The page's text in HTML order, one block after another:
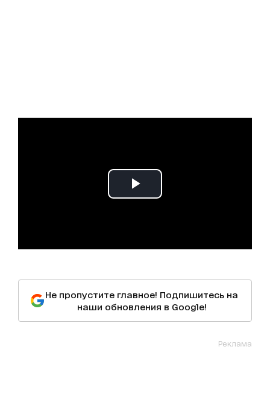
Не пропустите главное! Подпишитесь на
наши обновления в Google!
Реклама